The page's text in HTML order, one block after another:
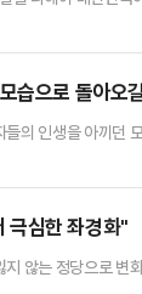
명 정권이 등장
습으로 돌아오
의 인생을 아끼던
(윤석열 전 대통령
극심한 좌경화"
않는 정당으로 변